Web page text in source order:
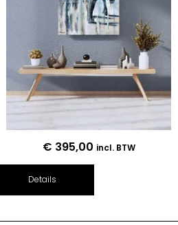
€ 395,00 incl. BTW
Details